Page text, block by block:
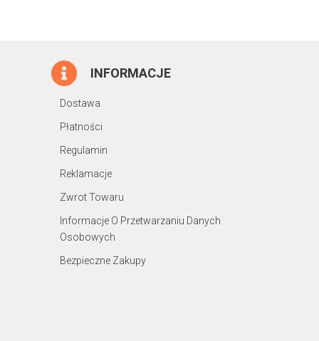
INFORMACJE
Dostawa
Płatności
Regulamin
Reklamacje
Zwrot Towaru
Informacje O Przetwarzaniu Danych
Osobowych
Bezpieczne Zakupy